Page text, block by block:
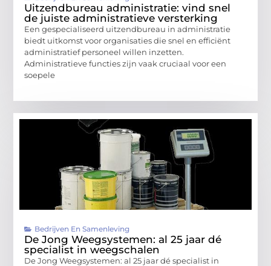
Uitzendbureau administratie: vind snel
de juiste administratieve versterking
Een gespecialiseerd uitzendbureau in administratie
biedt uitkomst voor organisaties die snel en efficiënt
administratief personeel willen inzetten.
Administratieve functies zijn vaak cruciaal voor een
soepele
Bedrijven En Samenleving
De Jong Weegsystemen: al 25 jaar dé
specialist in weegschalen
De Jong Weegsystemen: al 25 jaar dé specialist in